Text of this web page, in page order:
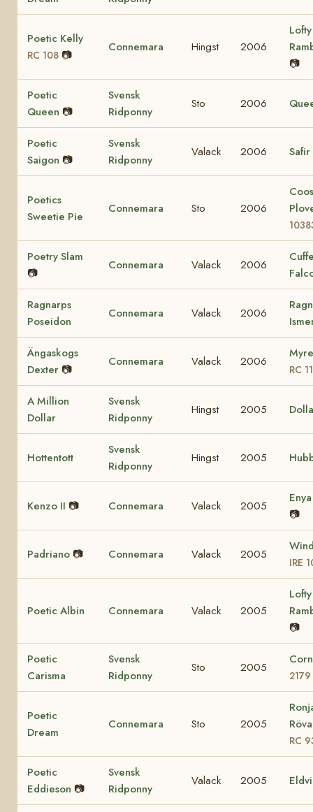
Poetic Kelly
RC 108 📷
Connemara Hingst 2006
📷
Poetic
Queen 📷
Svensk
Ridponny
Sto 2006
Poetic
Saigon 📷
Svensk
Ridponny
Valack 2006 Safir
Poetics
Sweetie Pie
Connemara Sto 2006
Poetry Slam
📷
Connemara Valack 2006
Ragnarps
Poseidon
Connemara Valack 2006
Ängaskogs
Dexter 📷
Connemara Valack 2006
RC
A Million
Dollar
Svensk
Ridponny
Hingst 2005
Hottentott
Svensk
Ridponny
Hingst 2005
Kenzo II 📷 Connemara Valack 2005
📷
Padriano 📷 Connemara Valack 2005
IRE
Poetic Albin Connemara Valack 2005
📷
Poetic
Carisma
Svensk
Ridponny
Sto 2005
2179
Poetic
Dream
Connemara Sto 2005
RC
Poetic
Eddieson 📷
Svensk
Ridponny
Valack 2005